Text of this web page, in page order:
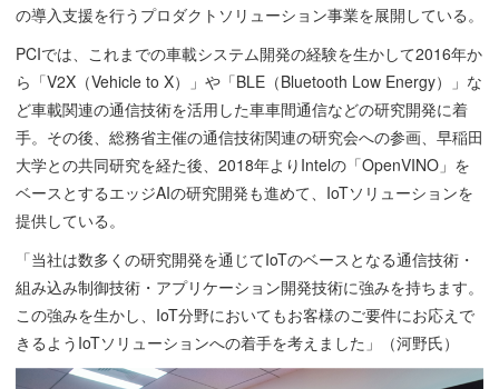
の導入支援を行うプロダクトソリューション事業を展開している。
PCIでは、これまでの車載システム開発の経験を生かして2016年か
ら「V2X（Vehicle to X）」や「BLE（Bluetooth Low Energy）」な
ど車載関連の通信技術を活用した車車間通信などの研究開発に着
手。その後、総務省主催の通信技術関連の研究会への参画、早稲田
大学との共同研究を経た後、2018年よりIntelの「OpenVINO」を
ベースとするエッジAIの研究開発も進めて、IoTソリューションを
提供している。
「当社は数多くの研究開発を通じてIoTのベースとなる通信技術・
組み込み制御技術・アプリケーション開発技術に強みを持ちます。
この強みを生かし、IoT分野においてもお客様のご要件にお応えで
きるようIoTソリューションへの着手を考えました」（河野氏）